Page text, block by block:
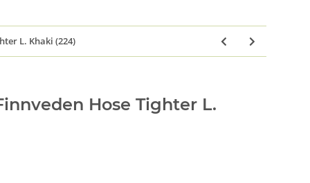
L. Khaki (224)
Hose Tighter L.